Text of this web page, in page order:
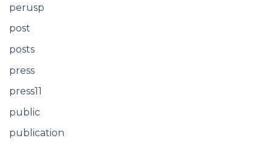
perusp
post
posts
press
press11
public
publication